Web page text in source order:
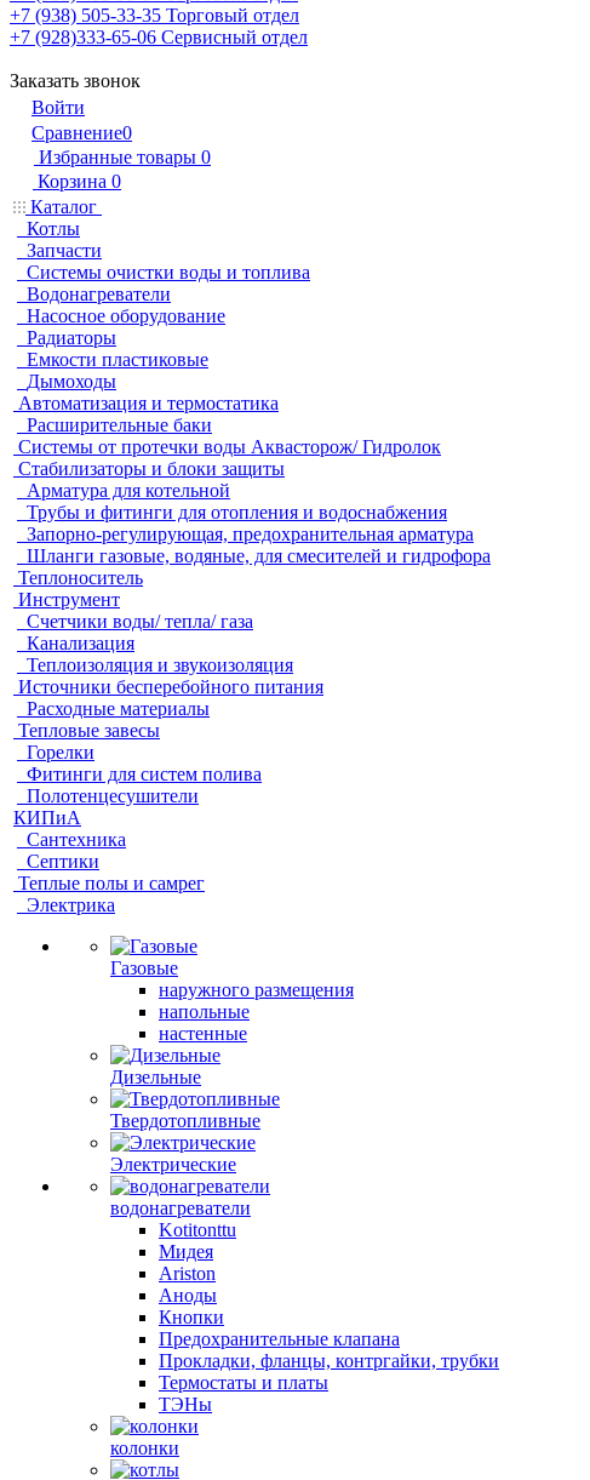
+7 (938) 505-33-35 Торговый отдел
+7 (928)333-65-06 Сервисный отдел
Заказать звонок
Войти
Сравнение0
Избранные товары 0
Корзина 0
Каталог
Котлы
Запчасти
Системы очистки воды и топлива
Водонагреватели
Насосное оборудование
Радиаторы
Емкости пластиковые
Дымоходы
Автоматизация и термостатика
Расширительные баки
Системы от протечки воды Аквасторож/ Гидролок
Стабилизаторы и блоки защиты
Арматура для котельной
Трубы и фитинги для отопления и водоснабжения
Запорно-регулирующая, предохранительная арматура
Шланги газовые, водяные, для смесителей и гидрофора
Теплоноситель
Инструмент
Счетчики воды/ тепла/ газа
Канализация
Теплоизоляция и звукоизоляция
Источники бесперебойного питания
Расходные материалы
Тепловые завесы
Горелки
Фитинги для систем полива
Полотенцесушители
КИПиА
Сантехника
Септики
Теплые полы и самрег
Электрика
Газовые
наружного размещения
напольные
настенные
Дизельные
Твердотопливные
Электрические
водонагреватели
Kotitonttu
Мидея
Ariston
Аноды
Кнопки
Предохранительные клапана
Прокладки, фланцы, контргайки, трубки
Термостаты и платы
ТЭНы
колонки